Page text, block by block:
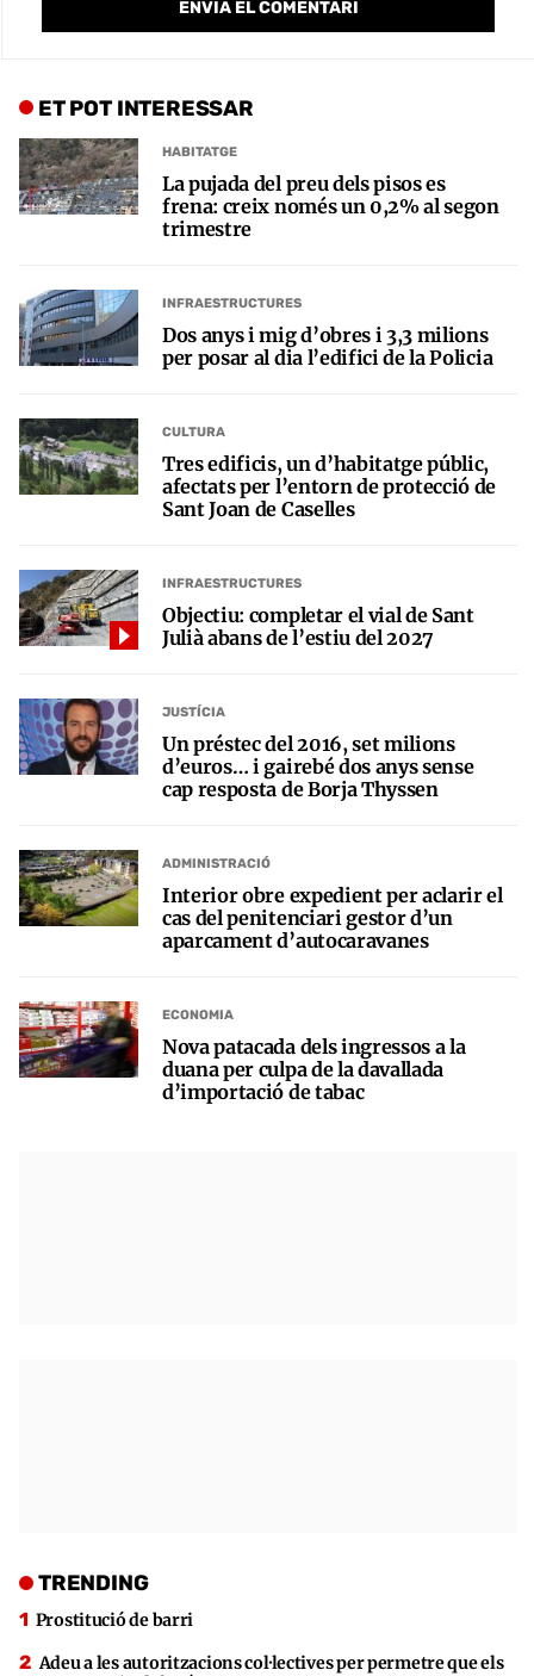
ET POT INTERESSAR
HABITATGE
La pujada del preu dels pisos es
frena: creix només un 0,2% al segon
trimestre
INFRAESTRUCTURES
Dos anys i mig d’obres i 3,3 milions
per posar al dia l’edifici de la Policia
CULTURA
Tres edificis, un d’habitatge públic,
afectats per l’entorn de protecció de
Sant Joan de Caselles
INFRAESTRUCTURES
Objectiu: completar el vial de Sant
Julià abans de l’estiu del 2027
JUSTÍCIA
Un préstec del 2016, set milions
d’euros… i gairebé dos anys sense
cap resposta de Borja Thyssen
ADMINISTRACIÓ
Interior obre expedient per aclarir el
cas del penitenciari gestor d’un
aparcament d’autocaravanes
ECONOMIA
Nova patacada dels ingressos a la
duana per culpa de la davallada
d’importació de tabac
TRENDING
Prostitució de barri
Adeu a les autoritzacions col·lectives per permetre que els